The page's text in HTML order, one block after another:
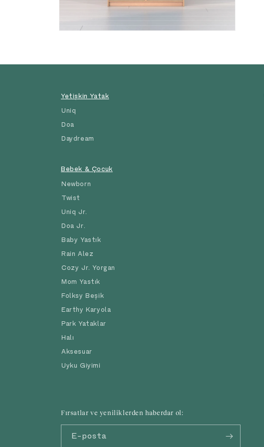
Yetişkin Yatak
Uniq
Doa
Daydream
Bebek & Çocuk
Newborn
Twist
Uniq Jr.
Doa Jr.
Baby Yastık
Rain Alez
Cozy Jr. Yorgan
Mom Yastık
Folksy Beşik
Earthy Karyola
Park Yataklar
Halı
Aksesuar
Uyku Giyimi
Fırsatlar ve yeniliklerden haberdar ol:
E-posta